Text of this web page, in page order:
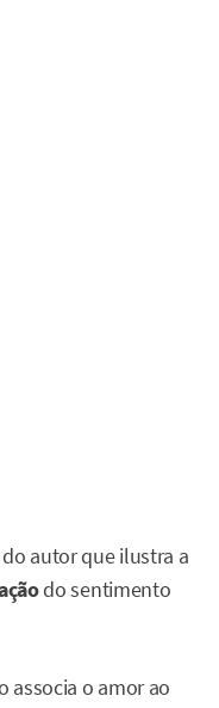
autor que ilustra a
do sentimento
associa o amor ao